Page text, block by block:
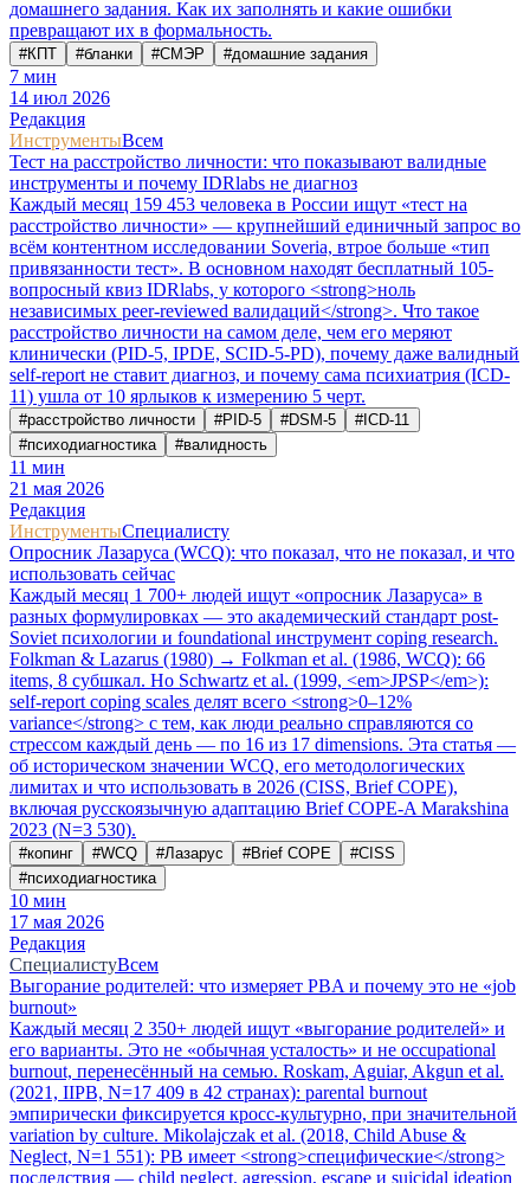
домашнего задания. Как их заполнять и какие ошибки
превращают их в формальность.
#КПТ #бланки #СМЭР #домашние задания
7 мин
14 июл 2026
Редакция
ИнструментыВсем
Тест на расстройство личности: что показывают валидные
инструменты и почему IDRlabs не диагноз
Каждый месяц 159 453 человека в России ищут «тест на
расстройство личности» — крупнейший единичный запрос во
всём контентном исследовании Soveria, втрое больше «тип
привязанности тест». В основном находят бесплатный 105-
вопросный квиз IDRlabs, у которого <strong>ноль
независимых peer-reviewed валидаций</strong>. Что такое
расстройство личности на самом деле, чем его меряют
клинически (PID-5, IPDE, SCID-5-PD), почему даже валидный
self-report не ставит диагноз, и почему сама психиатрия (ICD-
11) ушла от 10 ярлыков к измерению 5 черт.
#расстройство личности #PID-5 #DSM-5 #ICD-11
#психодиагностика #валидность
11 мин
21 мая 2026
Редакция
ИнструментыСпециалисту
Опросник Лазаруса (WCQ): что показал, что не показал, и что
использовать сейчас
Каждый месяц 1 700+ людей ищут «опросник Лазаруса» в
разных формулировках — это академический стандарт post-
Soviet психологии и foundational инструмент coping research.
Folkman & Lazarus (1980) → Folkman et al. (1986, WCQ): 66
items, 8 субшкал. Но Schwartz et al. (1999, <em>JPSP</em>):
self-report coping scales делят всего <strong>0–12%
variance</strong> с тем, как люди реально справляются со
стрессом каждый день — по 16 из 17 dimensions. Эта статья —
об историческом значении WCQ, его методологических
лимитах и что использовать в 2026 (CISS, Brief COPE),
включая русскоязычную адаптацию Brief COPE-A Marakshina
2023 (N=3 530).
#копинг #WCQ #Лазарус #Brief COPE #CISS
#психодиагностика
10 мин
17 мая 2026
Редакция
СпециалистуВсем
Выгорание родителей: что измеряет PBA и почему это не «job
burnout»
Каждый месяц 2 350+ людей ищут «выгорание родителей» и
его варианты. Это не «обычная усталость» и не occupational
burnout, перенесённый на семью. Roskam, Aguiar, Akgun et al.
(2021, IIPB, N=17 409 в 42 странах): parental burnout
эмпирически фиксируется кросс-культурно, при значительной
variation by culture. Mikolajczak et al. (2018, Child Abuse &
Neglect, N=1 551): PB имеет <strong>специфические</strong>
последствия — child neglect, agression, escape и suicidal ideation